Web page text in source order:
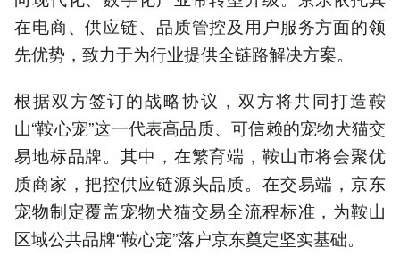
在电商、供应链、品质管控及用户服务方面的领
先优势，致力于为行业提供全链路解决方案。
根据双方签订的战略协议，双方将共同打造鞍
山“鞍心宠”这一代表高品质、可信赖的宠物犬猫交
易地标品牌。其中，在繁育端，鞍山市将会聚优
质商家，把控供应链源头品质。在交易端，京东
宠物制定覆盖宠物犬猫交易全流程标准，为鞍山
区域公共品牌“鞍心宠”落户京东奠定坚实基础。